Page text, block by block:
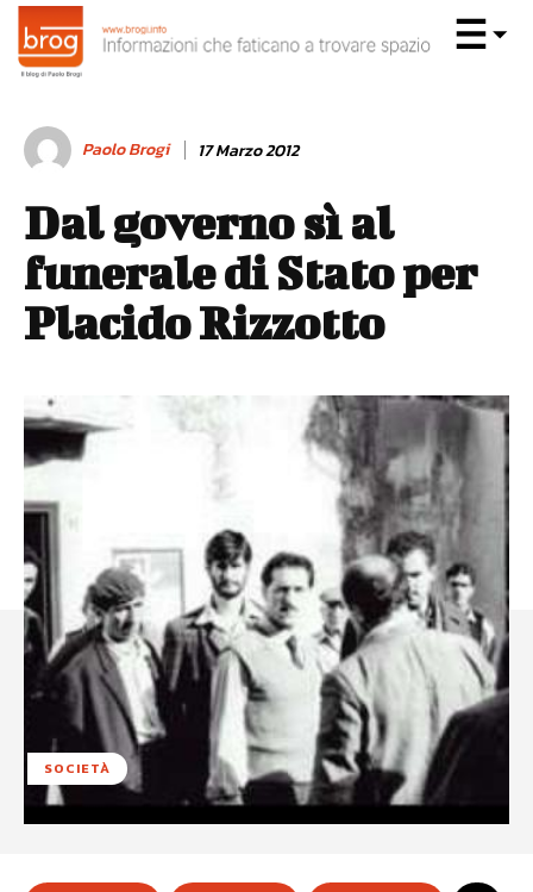
Paolo Brogi 17 Marzo 2012
Dal governo sì al
funerale di Stato per
Placido Rizzotto
SOCIETÀ